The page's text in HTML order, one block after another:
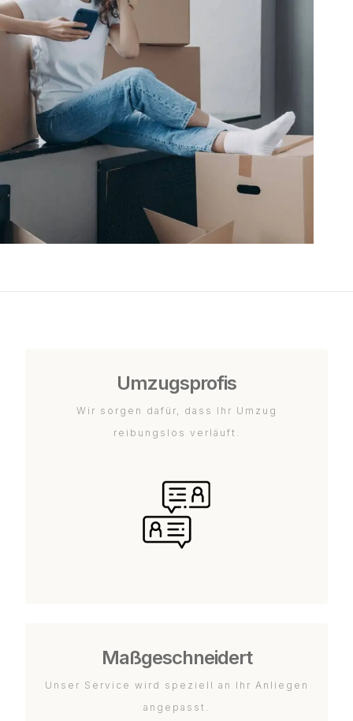
Umzugsprofis
Wir sorgen dafür, dass Ihr Umzug
reibungslos verläuft.
Maßgeschneidert
Unser Service wird speziell an Ihr Anliegen
angepasst.